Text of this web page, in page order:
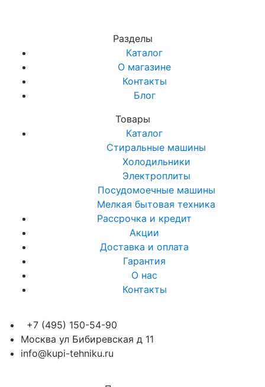
Разделы
Каталог
О магазине
Контакты
Блог
Товары
Каталог
Стиральные машины
Холодильники
Электроплиты
Посудомоечные машины
Мелкая бытовая техника
Рассрочка и кредит
Акции
Доставка и оплата
Гарантия
О нас
Контакты
+7 (495) 150-54-90
Москва ул Бибиревская д 11
info@kupi-tehniku.ru